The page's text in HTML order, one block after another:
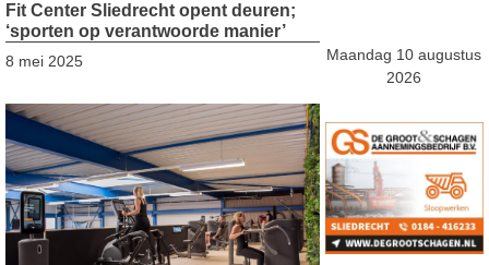
Fit Center Sliedrecht opent deuren;
‘sporten op verantwoorde manier’
8 mei 2025
Maandag 10 augustus
2026